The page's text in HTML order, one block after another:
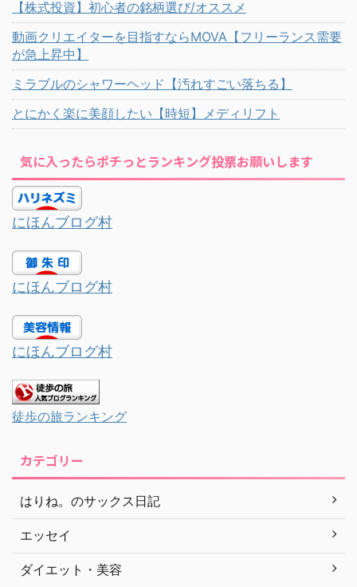
【株式投資】初心者の銘柄選び/オススメ
動画クリエイターを目指すならMOVA【フリーランス需要
が急上昇中】
ミラブルのシャワーヘッド【汚れすごい落ちる】
とにかく楽に美顔したい【時短】メディリフト
気に入ったらポチっとランキング投票お願いします
にほんブログ村
にほんブログ村
にほんブログ村
徒歩の旅ランキング
カテゴリー
はりね。のサックス日記
エッセイ
ダイエット・美容